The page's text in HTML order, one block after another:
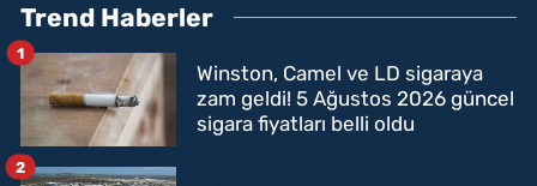
Trend Haberler
Winston, Camel ve LD sigaraya
zam geldi! 5 Ağustos 2026 güncel
sigara fiyatları belli oldu
1
2